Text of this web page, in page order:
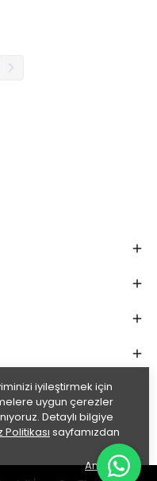
iyileştirmek için
uygun çerezler
Detaylı bilgiye
sayfamızdan
Anladım